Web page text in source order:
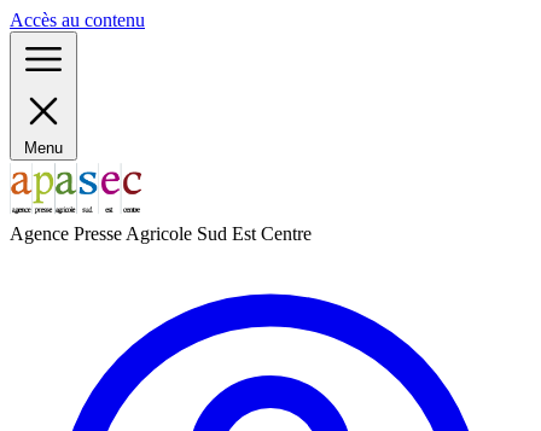
Accès au contenu
Menu
Agence Presse Agricole Sud Est Centre
Panneau de gestion des cookies